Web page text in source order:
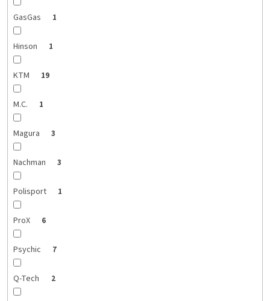
GasGas 1
Hinson 1
KTM 19
M.C. 1
Magura 3
Nachman 3
Polisport 1
ProX 6
Psychic 7
Q-Tech 2